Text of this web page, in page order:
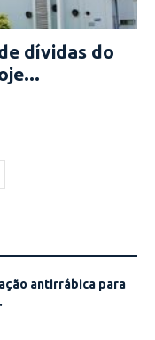
dívidas do
antirrábica para